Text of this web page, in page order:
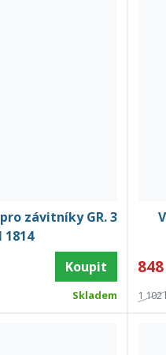
závitníky GR. 3
1814
Koupit
Skladem 1 102